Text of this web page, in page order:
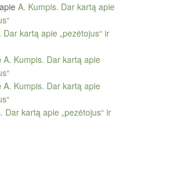
apie A. Kumpis. Dar kartą apie
Dar kartą apie „pezėtojus“ ir
A. Kumpis. Dar kartą apie
A. Kumpis. Dar kartą apie
Dar kartą apie „pezėtojus“ ir